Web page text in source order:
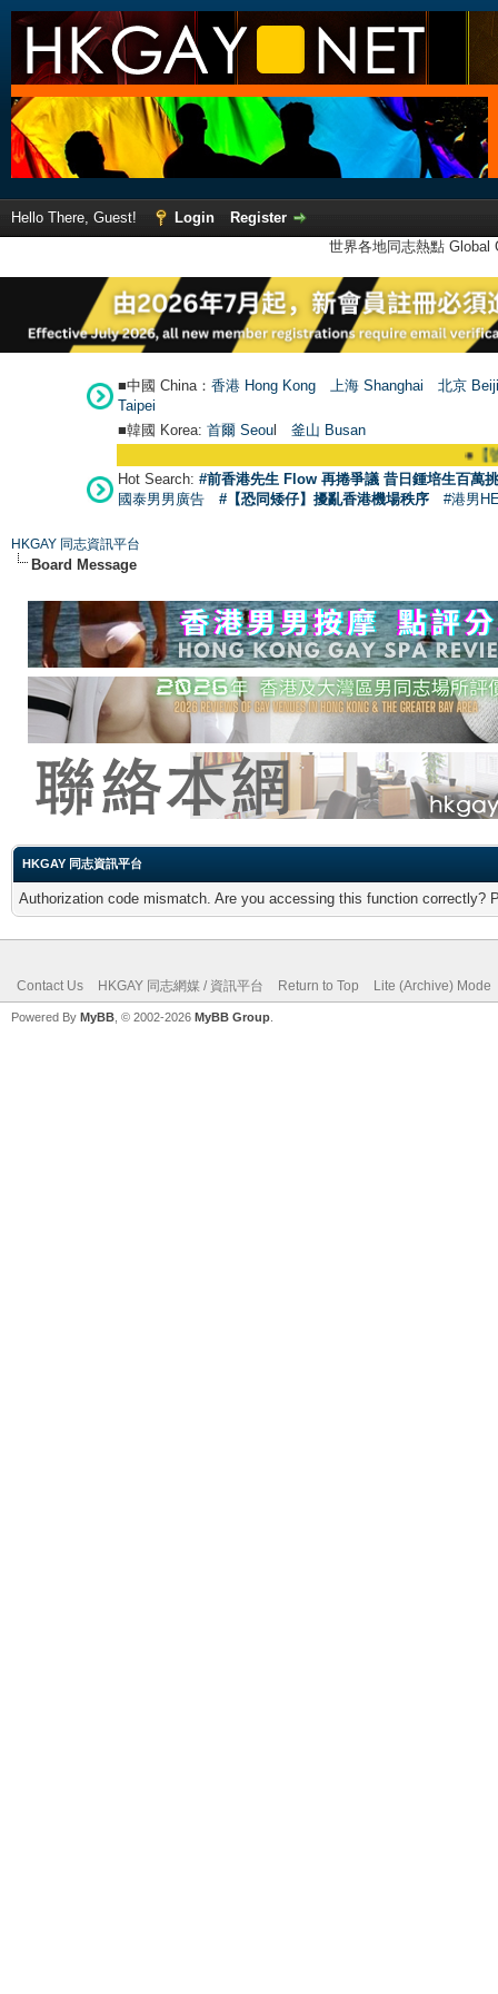
Hello There, Guest! Login
Register
世界各地同志熱點
■中國 China： 香港 Hong Kong 上海 Shanghai
北京
Taipei
■韓國 Korea: 首爾 Seoul 釜山 Busan
【號
Hot Search: #前香港先生 Flow 再捲爭議 昔日鍾培生百萬
國泰男男廣告
#【恐同矮仔】擾亂香港機場秩序 #港男
HKGAY 同志資訊平台
Board Message
HKGAY 同志資訊平台
Authorization code mismatch. Are you accessing this function correctly?
Contact Us HKGAY 同志網媒 / 資訊平台 Return to Top Lite (Archive) Mode
Powered By MyBB , © 2002-2026 MyBB Group